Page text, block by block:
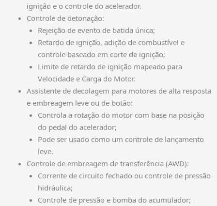
ignição e o controle do acelerador.
Controle de detonação:
Rejeição de evento de batida única;
Retardo de ignição, adição de combustível e
controle baseado em corte de ignição;
Limite de retardo de ignição mapeado para
Velocidade e Carga do Motor.
Assistente de decolagem para motores de alta resposta
e embreagem leve ou de botão:
Controla a rotação do motor com base na posição
do pedal do acelerador;
Pode ser usado como um controle de lançamento
leve.
Controle de embreagem de transferência (AWD):
Corrente de circuito fechado ou controle de pressão
hidráulica;
Controle de pressão e bomba do acumulador;